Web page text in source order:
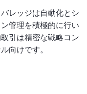
レッジは自動化とシ
管理を積極的に行い
引は精密な戦略コン
向けです。